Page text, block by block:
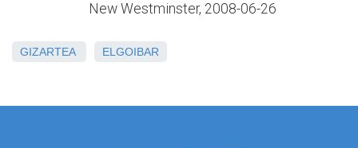
New Westminster, 2008-06-26
GIZARTEA ELGOIBAR